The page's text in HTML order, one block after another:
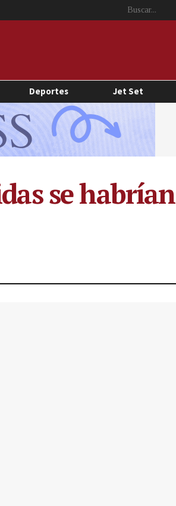
Deportes Jet Set
se habrían